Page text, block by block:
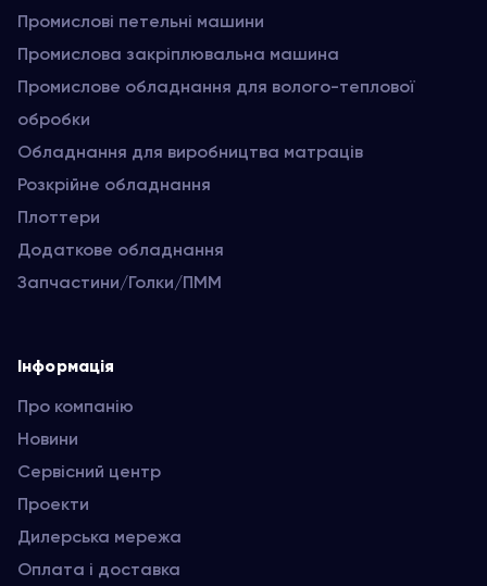
Промислові петельні машини
Промислова закріплювальна машина
Промислове обладнання для волого-теплової
обробки
Обладнання для виробництва матраців
Розкрійне обладнання
Плоттери
Додаткове обладнання
Запчастини/Голки/ПММ
Інформація
Про компанію
Новини
Сервісний центр
Проекти
Дилерська мережа
Оплата і доставка